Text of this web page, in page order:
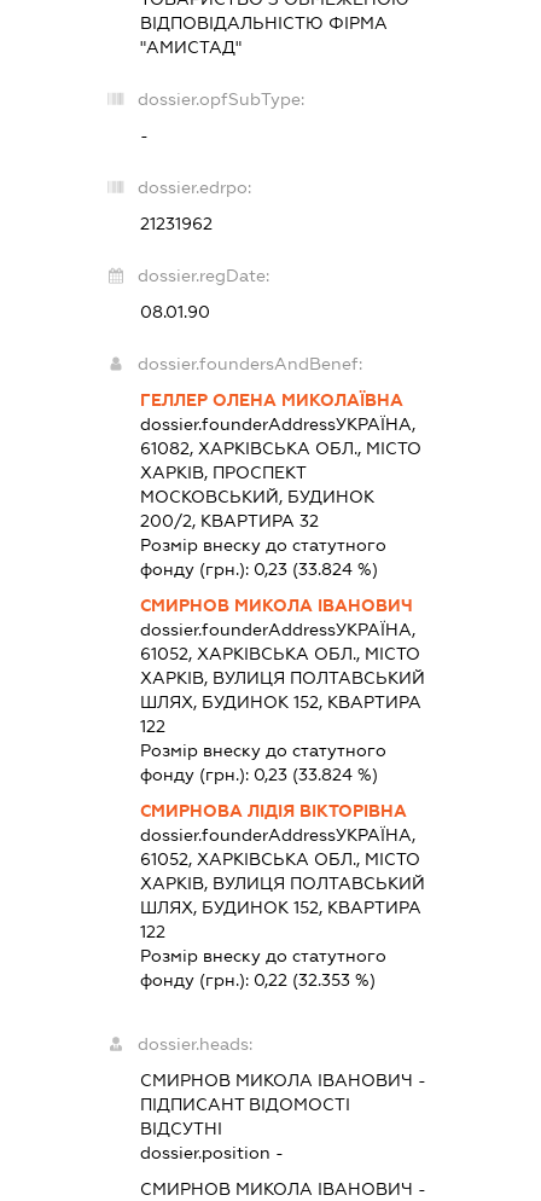
ВІДПОВІДАЛЬНІСТЮ ФІРМА
"АМИСТАД"
dossier.opfSubType:
-
dossier.edrpo:
21231962
dossier.regDate:
08.01.90
dossier.foundersAndBenef:
ГЕЛЛЕР ОЛЕНА МИКОЛАЇВНА
dossier.founderAddressУКРАЇНА,
61082, ХАРКІВСЬКА ОБЛ., МІСТО
ХАРКІВ, ПРОСПЕКТ
МОСКОВСЬКИЙ, БУДИНОК
200/2, КВАРТИРА 32
Розмір внеску до статутного
фонду (грн.): 0,23 (33.824 %)
СМИРНОВ МИКОЛА ІВАНОВИЧ
dossier.founderAddressУКРАЇНА,
61052, ХАРКІВСЬКА ОБЛ., МІСТО
ХАРКІВ, ВУЛИЦЯ ПОЛТАВСЬКИЙ
ШЛЯХ, БУДИНОК 152, КВАРТИРА
122
Розмір внеску до статутного
фонду (грн.): 0,23 (33.824 %)
СМИРНОВА ЛІДІЯ ВІКТОРІВНА
dossier.founderAddressУКРАЇНА,
61052, ХАРКІВСЬКА ОБЛ., МІСТО
ХАРКІВ, ВУЛИЦЯ ПОЛТАВСЬКИЙ
ШЛЯХ, БУДИНОК 152, КВАРТИРА
122
Розмір внеску до статутного
фонду (грн.): 0,22 (32.353 %)
dossier.heads:
СМИРНОВ МИКОЛА ІВАНОВИЧ -
ПІДПИСАНТВІДОМОСТІ
ВІДСУТНІ
dossier.position -
СМИРНОВ МИКОЛА ІВАНОВИЧ -